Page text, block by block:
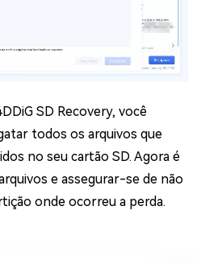
SD Recovery, você
todos os arquivos que
no seu cartão SD. Agora é
e assegurar-se de não
onde ocorreu a perda.